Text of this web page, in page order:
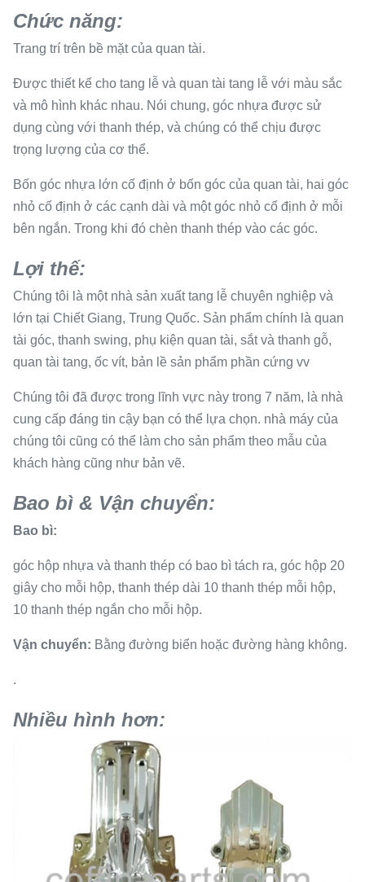
Chức năng:
Trang trí trên bề mặt của quan tài.
Được thiết kế cho tang lễ và quan tài tang lễ với màu sắc
và mô hình khác nhau. Nói chung, góc nhựa được sử
dụng cùng với thanh thép, và chúng có thể chịu được
trọng lượng của cơ thể.
Bốn góc nhựa lớn cố định ở bốn góc của quan tài, hai góc
nhỏ cố định ở các cạnh dài và một góc nhỏ cố định ở mỗi
bên ngắn. Trong khi đó chèn thanh thép vào các góc.
Lợi thế:
Chúng tôi là một nhà sản xuất tang lễ chuyên nghiệp và
lớn tại Chiết Giang, Trung Quốc. Sản phẩm chính là quan
tài góc, thanh swing, phụ kiện quan tài, sắt và thanh gỗ,
quan tài tang, ốc vít, bản lề sản phẩm phần cứng vv
Chúng tôi đã được trong lĩnh vực này trong 7 năm, là nhà
cung cấp đáng tin cậy bạn có thể lựa chọn. nhà máy của
chúng tôi cũng có thể làm cho sản phẩm theo mẫu của
khách hàng cũng như bản vẽ.
Bao bì & Vận chuyển:
Bao bì:
góc hộp nhựa và thanh thép có bao bì tách ra, góc hộp 20
giây cho mỗi hộp, thanh thép dài 10 thanh thép mỗi hộp,
10 thanh thép ngắn cho mỗi hộp.
Vận chuyển: Bằng đường biển hoặc đường hàng không.
.
Nhiều hình hơn: